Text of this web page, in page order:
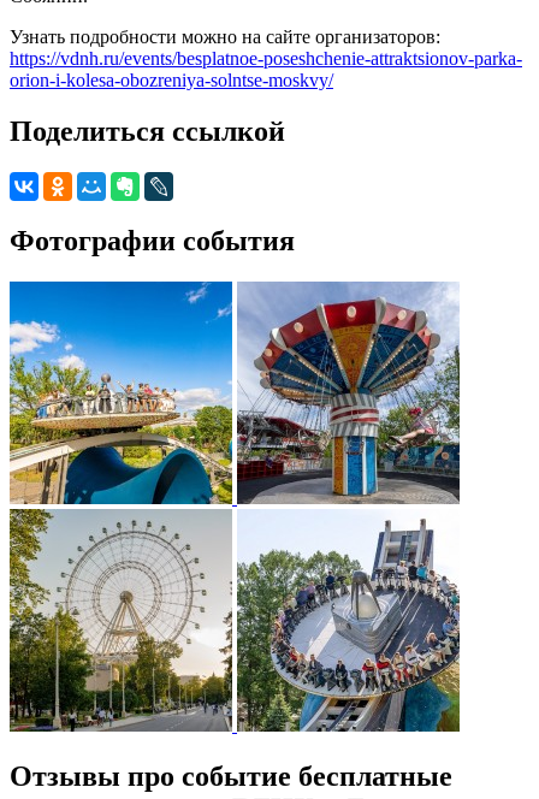
Узнать подробности можно на сайте организаторов:
https://vdnh.ru/events/besplatnoe-poseshchenie-attraktsionov-parka-
orion-i-kolesa-obozreniya-solntse-moskvy/
Поделиться ссылкой
Фотографии события
Отзывы про событие бесплатные